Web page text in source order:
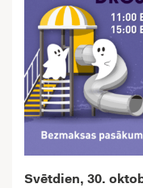
Svētdien, 30.